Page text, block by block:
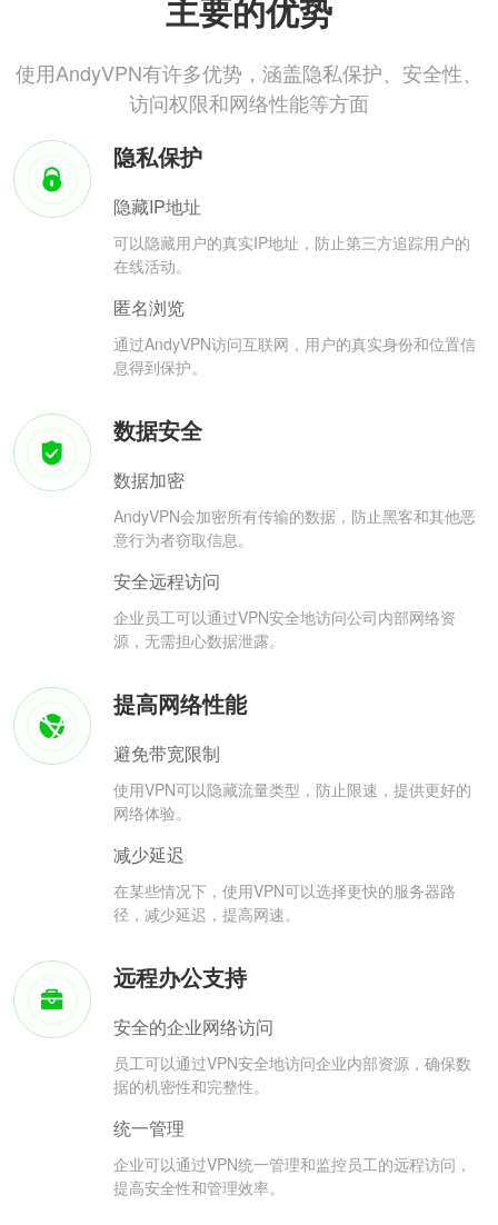
主要的优势
使用AndyVPN有许多优势，涵盖隐私保护、安全性、
访问权限和网络性能等方面
隐私保护
隐藏IP地址
可以隐藏用户的真实IP地址，防止第三方追踪用户的
在线活动。
匿名浏览
通过AndyVPN访问互联网，用户的真实身份和位置信
息得到保护。
数据安全
数据加密
AndyVPN会加密所有传输的数据，防止黑客和其他恶
意行为者窃取信息。
安全远程访问
企业员工可以通过VPN安全地访问公司内部网络资
源，无需担心数据泄露。
提高网络性能
避免带宽限制
使用VPN可以隐藏流量类型，防止限速，提供更好的
网络体验。
减少延迟
在某些情况下，使用VPN可以选择更快的服务器路
径，减少延迟，提高网速。
远程办公支持
安全的企业网络访问
员工可以通过VPN安全地访问企业内部资源，确保数
据的机密性和完整性。
统一管理
企业可以通过VPN统一管理和监控员工的远程访问，
提高安全性和管理效率。